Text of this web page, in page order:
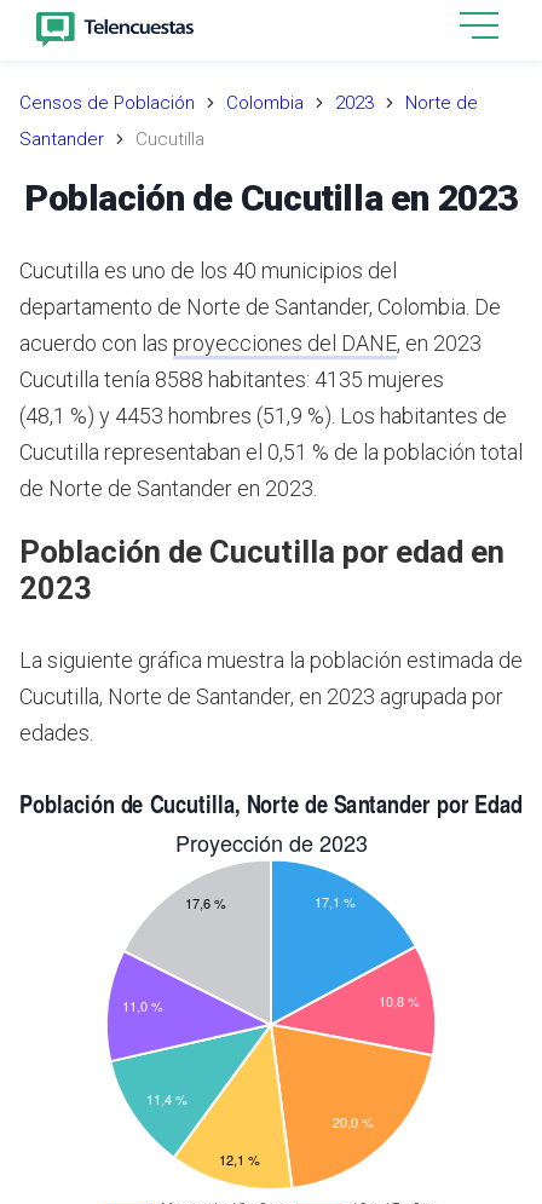
Censos de Población Colombia 2023
Norte de
Santander
Cucutilla
Población de Cucutilla en 2023
Cucutilla es uno de los 40 municipios del
departamento de Norte de Santander, Colombia. De
acuerdo con las proyecciones del DANE, en 2023
Cucutilla tenía 8588 habitantes: 4135 mujeres
(48,1 %) y 4453 hombres (51,9 %). Los habitantes de
Cucutilla representaban el 0,51 % de la población total
de Norte de Santander en 2023.
Población de Cucutilla por edad en
2023
La siguiente gráfica muestra la población estimada de
Cucutilla, Norte de Santander, en 2023 agrupada por
edades.